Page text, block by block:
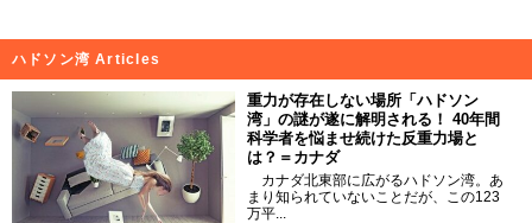
ハドソン湾 Articles
重力が存在しない場所「ハドソン
湾」の謎が遂に解明される！ 40年間
科学者を悩ませ続けた反重力場と
は？＝カナダ
カナダ北東部に広がるハドソン湾。あ
まり知られていないことだが、この123
万平...